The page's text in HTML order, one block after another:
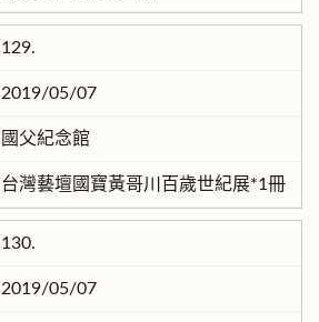
129.
2019/05/07
國父紀念館
台灣藝壇國寶黃哥川百歲世紀展*1冊
130.
2019/05/07